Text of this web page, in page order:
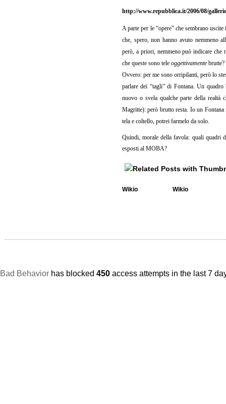
http://www.repubblica.it/2006/08/
A parte per le “opere” che sembrano
che, spero, non hanno avuto nemmeno
però, a priori, nemmeno può indicare
che queste sono tele oggettivamente brutte?
Ovvero: per me sono orripilanti, però lo
parlare dei “tagli” di Fontana. Un quadro
nuovo o svela qualche parte della realtà
Magritte): però brutto resta. Io un
tela e coltello, potrei farmelo da solo.
Quindi, morale della favola: quali quadri
esposti al MOBA?
Wikio Wikio
Bad Behavior has blocked 450 access attempts in the last 7